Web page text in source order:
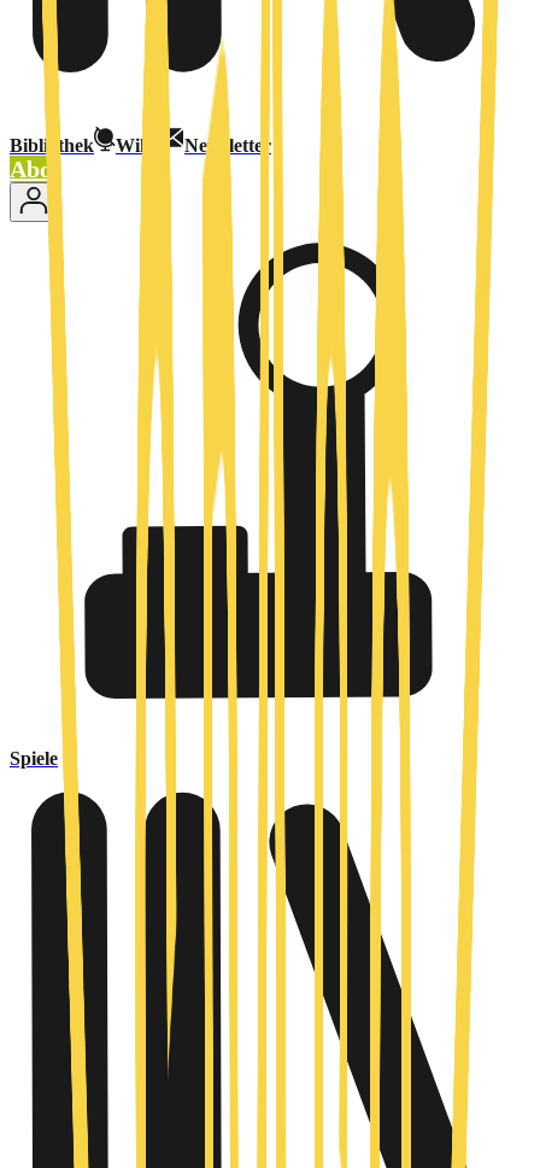
Bibliothek Wiki Newsletter
Abo
Spiele